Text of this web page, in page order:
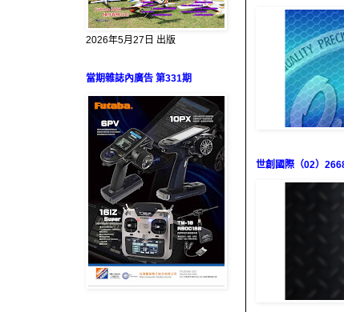
世創國際（02）
2026年5月27日 出版
當期雜誌內廣告 第331期